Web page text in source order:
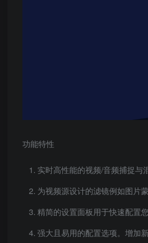
功能特性
实时高性能的视频/音频捕捉与
为视频源设计的滤镜例如图片
精简的设置面板用于快速配置
强大且易用的配置选项。增加